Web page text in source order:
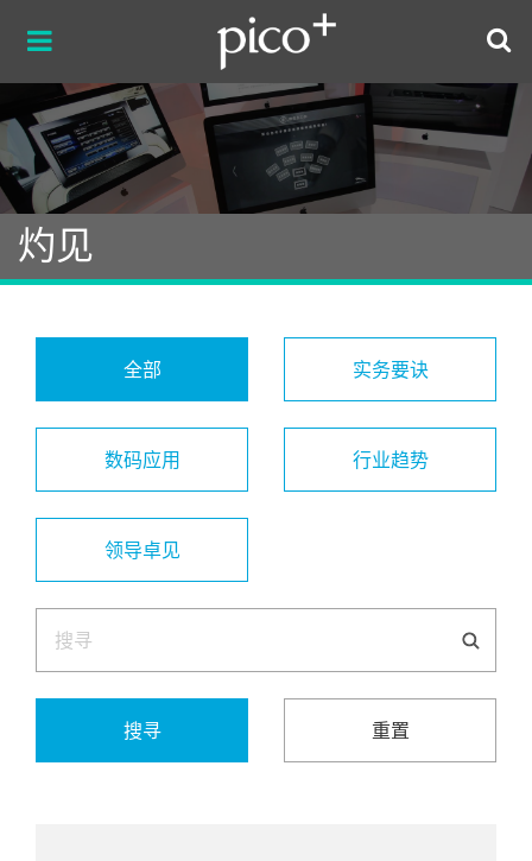
灼见
全部 实务要诀
数码应用 行业趋势
领导卓见
搜寻 重置